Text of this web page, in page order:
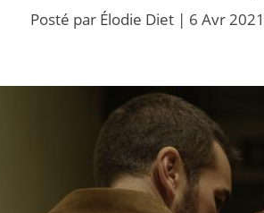
Posté par Élodie Diet| 6 Avr 2021